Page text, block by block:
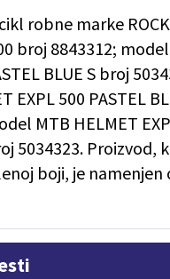
robne marke
broj 8843312;
BLUE S broj
EXPL 500 PASTEL
MTB HELMET
5034323. Proizvod,
boji, je namenjen